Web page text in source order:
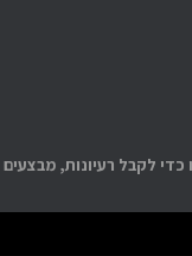
כדי לקבל רעיונות, מבצעים